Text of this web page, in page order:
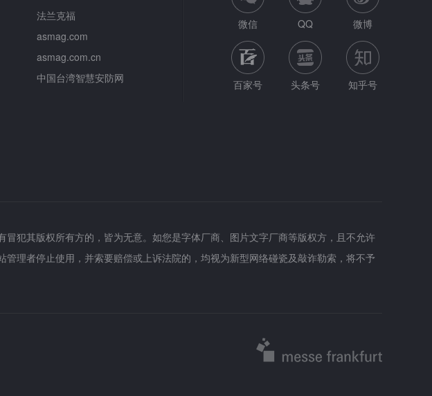
法兰克福
asmag.com
asmag.com.cn
中国台湾智慧安防网
微信 QQ 微博
百家号 头条号 知乎号
犯其版权所有方的，皆为无意。如您是字体厂商、图片文字厂商等版权方，且不允许
理者停止使用，并索要赔偿或上诉法院的，均视为新型网络碰瓷及敲诈勒索，将不予